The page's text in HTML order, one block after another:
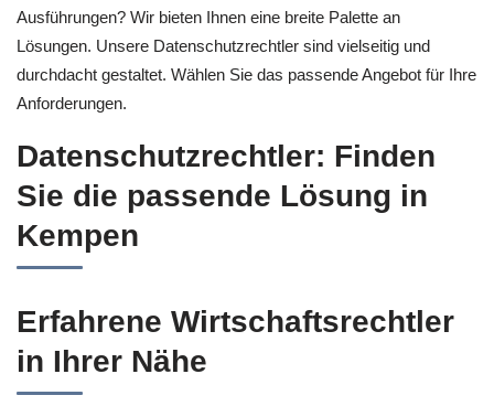
Ausführungen? Wir bieten Ihnen eine breite Palette an
Lösungen. Unsere Datenschutzrechtler sind vielseitig und
durchdacht gestaltet. Wählen Sie das passende Angebot für Ihre
Anforderungen.
Datenschutzrechtler: Finden
Sie die passende Lösung in
Kempen
Erfahrene Wirtschaftsrechtler
in Ihrer Nähe